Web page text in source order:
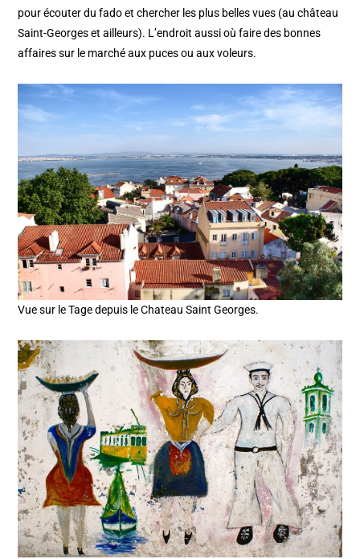
pour écouter du fado et chercher les plus belles vues (au château
Saint-Georges et ailleurs). L’endroit aussi où faire des bonnes
affaires sur le marché aux puces ou aux voleurs.
Vue sur le Tage depuis le Chateau Saint Georges.